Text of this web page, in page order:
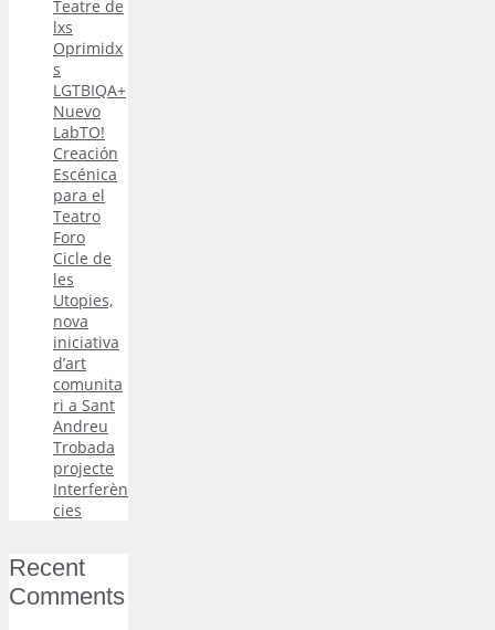
Teatre de
lxs
Oprimidx
s
LGTBIQA+
Nuevo
LabTO!
Creación
Escénica
para el
Teatro
Foro
Cicle de
les
Utopies,
nova
iniciativa
d’art
comunita
ri a Sant
Andreu
Trobada
projecte
Interferèn
cies
Recent
Comments